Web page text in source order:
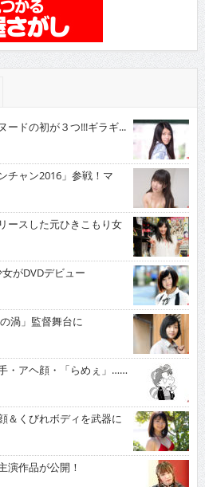
ドの初が３つ!!!ギラギ...
ャン2016」参戦！マ
スした元ひきこもり女
がDVDデビュー
渦」監督舞台に
・アヘ顔・「らめぇ」……
くびれボディを武器に
作品が公開！